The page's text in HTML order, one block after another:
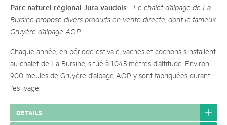
Parc naturel régional Jura vaudois - Le chalet d’alpage de La
Bursine propose divers produits en vente directe, dont le fameux
Gruyère d’alpage AOP.
Chaque année, en période estivale, vaches et cochons s’installent
au chalet de La Bursine, situé à 1045 mètres d’altitude. Environ
900 meules de Gruyère d'alpage AOP y sont fabriquées durant
l'estivage.
DETAILS